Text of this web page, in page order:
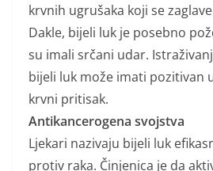
krvnih ugrušaka koji se
Dakle, bijeli luk je posebno
su imali srčani udar.
bijeli luk može imati pozitivan
krvni pritisak.
Antikancerogena svojstva
Ljekari nazivaju bijeli luk
protiv raka. Činjenica je da